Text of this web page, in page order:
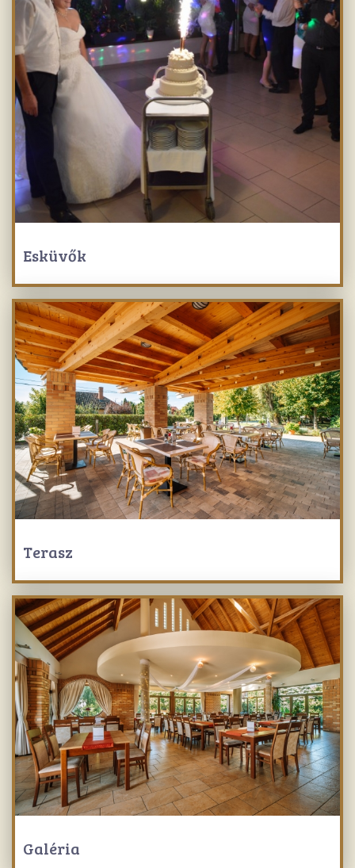
Esküvők
Terasz
Galéria